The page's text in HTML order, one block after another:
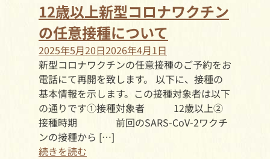
12歳以上新型コロナワクチン
の任意接種について
2025年5月20日2026年4月1日
新型コロナワクチンの任意接種のご予約をお
電話にて再開を致します。 以下に、接種の
基本情報を示します。この接種対象者は以下
の通りです①接種対象者 12歳以上②
接種時期 前回のSARS-CoV-2ワクチ
ンの接種から […]
続きを読む